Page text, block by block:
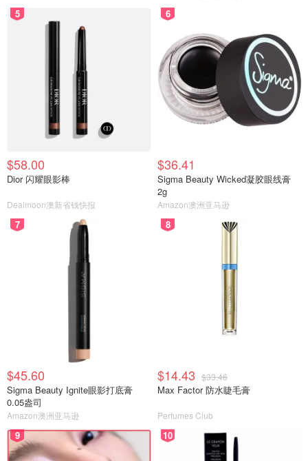
5
$58.00
Dior 闪耀眼影棒
Dealmoon澳新省钱快报
6
$36.41
Sigma Beauty Wicked凝胶眼线膏
2g
Amazon澳洲亚马逊
7
$45.60
Sigma Beauty Ignite眼影打底膏
0.05盎司
Amazon澳洲亚马逊
8
$14.43 $33.46
Max Factor 防水睫毛膏
Perfumes Club
9 10